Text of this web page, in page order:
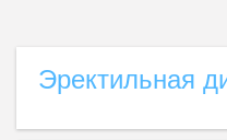
Эректильная